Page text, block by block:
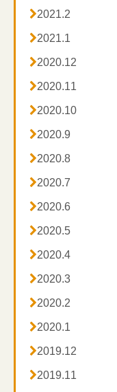
2021.2
2021.1
2020.12
2020.11
2020.10
2020.9
2020.8
2020.7
2020.6
2020.5
2020.4
2020.3
2020.2
2020.1
2019.12
2019.11